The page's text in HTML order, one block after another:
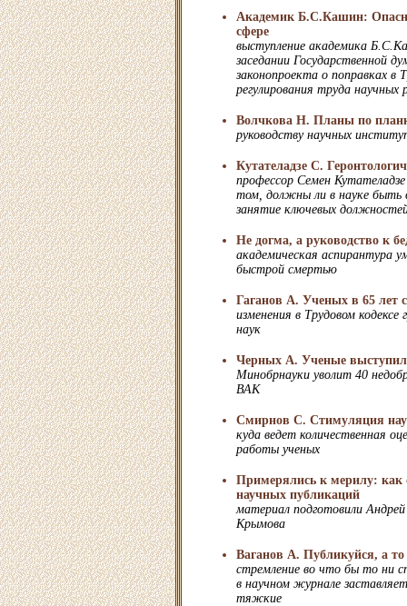
Академик Б.С.Кашин:
сфере
выступление академика
заседании Государственной
законопроекта о поправках в
регулирования труда научных
Волчкова Н. Планы по
руководству научных
Кутателадзе С.
профессор Семен
том, должны ли в науке быть
занятие ключевых
Не догма, а руководство к
академическая аспирантура
быстрой смертью
Гаганов А. Ученых в 65 лет
изменения в Трудовом кодексе
наук
Черных А. Ученые
Минобрнауки уволит 40
ВАК
Смирнов С. Стимуляция
куда ведет количественная
работы ученых
Примерялись к мерилу: как
научных публикаций
материал подготовили
Крымова
Ваганов А. Публикуйся, а
стремление во что бы то ни
в научном журнале
тяжкие